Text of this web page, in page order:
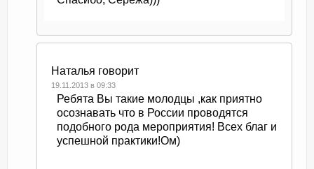
Наталья говорит
19.11.2013 в 09:33
Ребята Вы такие молодцы ,как приятно
осознавать что в России проводятся
подобного рода мероприятия! Всех благ и
успешной практики!Ом)